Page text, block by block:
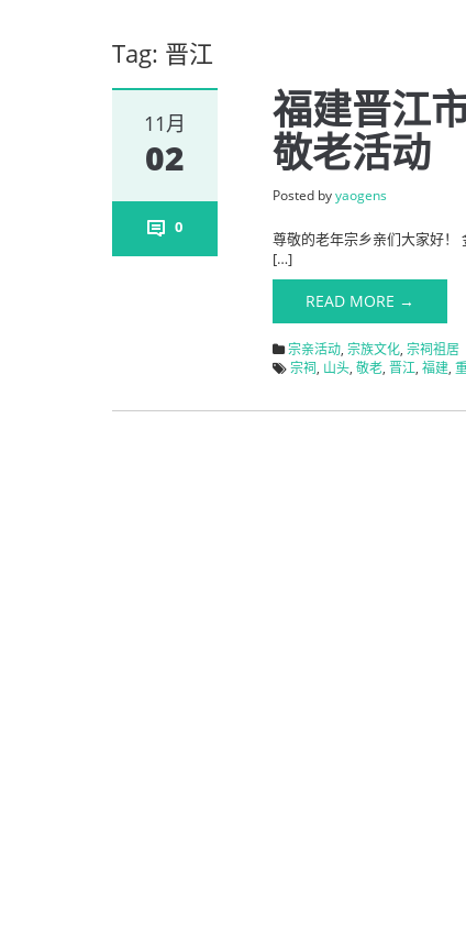
Tag: 晋江
11月
02
0
福建晋江
敬老活动
Posted byyaogens
尊敬的老年宗乡亲们大家好！
[…]
READ MORE →
宗亲活动,宗族文化,宗祠祖居
宗祠, 山头,敬老,晋江,福建,